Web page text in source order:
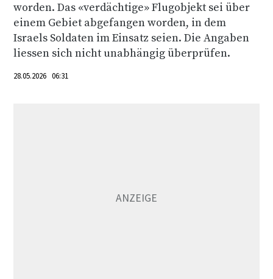
worden. Das «verdächtige» Flugobjekt sei über
einem Gebiet abgefangen worden, in dem
Israels Soldaten im Einsatz seien. Die Angaben
liessen sich nicht unabhängig überprüfen.
28.05.2026 06:31